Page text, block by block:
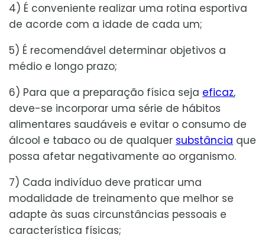
4) É conveniente realizar uma rotina esportiva
de acorde com a idade de cada um;
5) É recomendável determinar objetivos a
médio e longo prazo;
6) Para que a preparação física seja eficaz,
deve-se incorporar uma série de hábitos
alimentares saudáveis e evitar o consumo de
álcool e tabaco ou de qualquer substância que
possa afetar negativamente ao organismo.
7) Cada indivíduo deve praticar uma
modalidade de treinamento que melhor se
adapte às suas circunstâncias pessoais e
característica físicas;